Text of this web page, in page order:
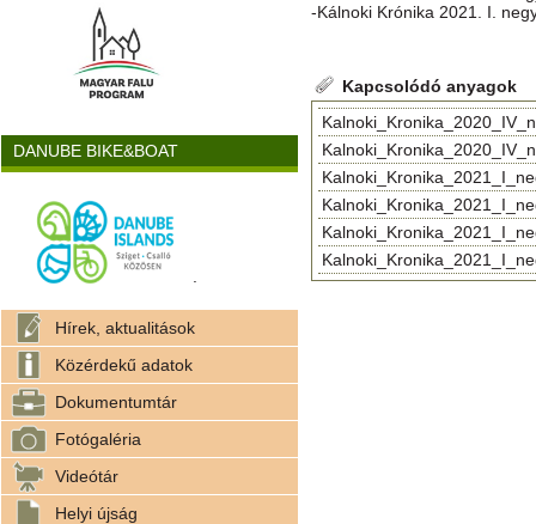
DANUBE BIKE&BOAT
Hírek, aktualitások
Közérdekű adatok
Dokumentumtár
Fotógaléria
Videótár
Helyi újság
-Kálnoki Krónika 2021. I.
Kapcsolódó anyagok